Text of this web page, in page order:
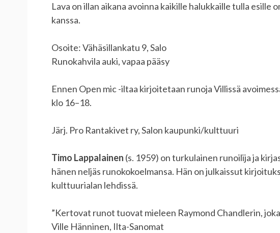
Lava on illan aikana avoinna kaikille halukkaille tulla esille
kanssa.
Osoite: Vähäsillankatu 9, Salo
Runokahvila auki, vapaa pääsy
Ennen Open mic -iltaa kirjoitetaan runoja Villissä
klo 16–18.
Järj. Pro Rantakivet ry, Salon kaupunki/kulttuuri
Timo Lappalainen (s. 1959) on turkulainen runoilija ja
hänen neljäs runokokoelmansa. Hän on julkaissut
kulttuurialan lehdissä.
”Kertovat runot tuovat mieleen Raymond Chandlerin,
Ville Hänninen, Ilta-Sanomat